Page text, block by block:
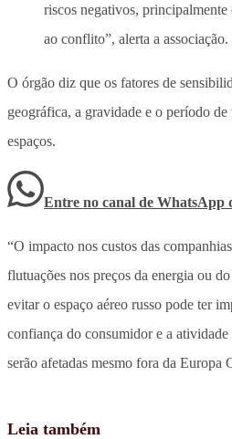
riscos negativos, principalmente
ao conflito”, alerta a associação.
O órgão diz que os fatores de
geográfica, a gravidade e o período
espaços.
Entre no canal de WhatsApp
“O impacto nos custos das
flutuações nos preços da energia ou
evitar o espaço aéreo russo pode ter
confiança do consumidor e a
serão afetadas mesmo fora da Europa
Leia também